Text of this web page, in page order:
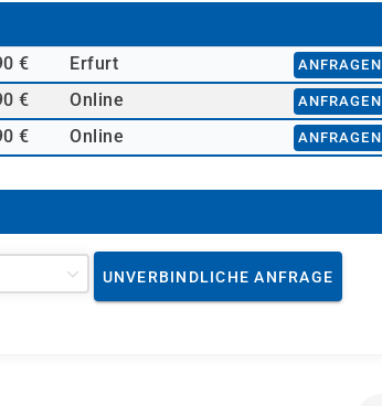
€ Erfurt ANFRAGEN
€ Online ANFRAGEN
€ Online ANFRAGEN
UNVERBINDLICHE ANFRAGE